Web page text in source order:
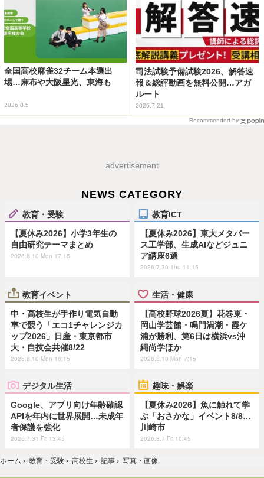
全国高校麻雀32チーム本選出
場…麻布や大阪星光、東海も
2026.8.5
司法試験予備試験2026、解答速
報＆総評動画を無料公開…アガ
ルート
2026.7.21
Recommended by
advertisement
NEWS CATEGORY
教育・受験
【夏休み2026】小学3年生の
自由研究テーマまとめ
2026.8.10 Mon 17:15
教育ICT
【夏休み2026】東大メタバー
ス工学部、生成AIなどジュニ
ア講座6選
2026.7.30 Thu 11:15
教育イベント
中・高校生が手作り電気自動
車で競う「エコ1チャレンジカ
ップ2026」日産・東京都市
大・自技会共催8/22
2026.8.10 Mon 16:15
生活・健康
【高校野球2026夏】花巻東・
岡山学芸館・鳴門渦潮・霞ケ
浦が勝利、第6日は横浜vs沖
縄尚学ほか
2026.8.10 Mon 7:15
デジタル生活
Google、アプリ向け年齢確認
APIを年内に世界展開…未成年
者保護を強化
2026.7.31 Fri 13:45
趣味・娯楽
【夏休み2026】魚に触れて学
ぶ「おさかな」イベント8/8…
川崎市
2026.8.7 Fri 10:45
ホーム › 教育・受験 › 高校生 › 記事 › 写真・画像